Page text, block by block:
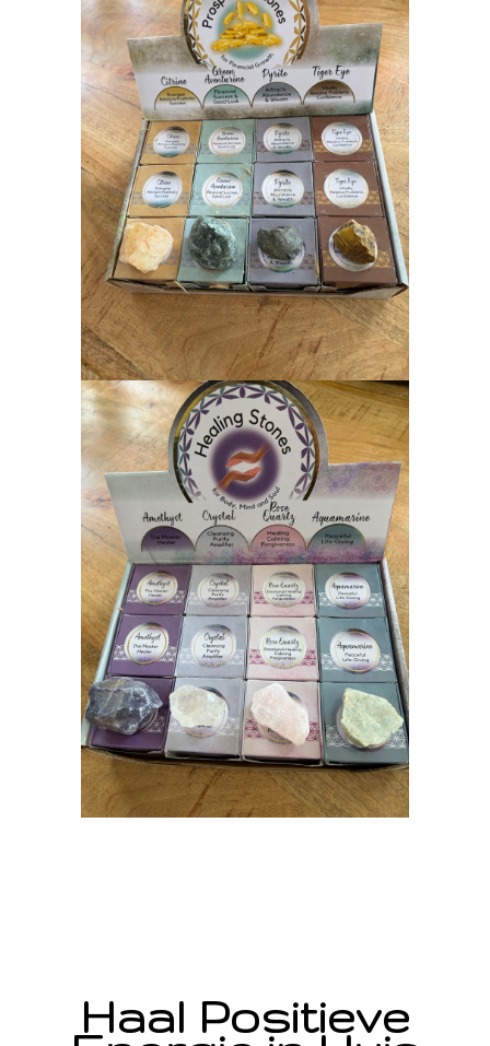
Haal Positieve